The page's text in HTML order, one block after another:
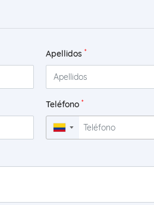
Apellidos *
Teléfono *
▼